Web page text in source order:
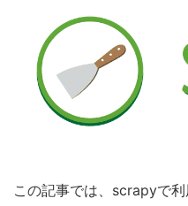
この記事では、scrapyで